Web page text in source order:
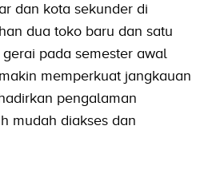
dan kota sekunder di
dua toko baru dan satu
pada semester awal
memperkuat jangkauan
pengalaman
mudah diakses dan